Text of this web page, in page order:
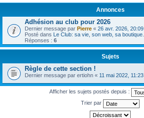
Annonces
Adhésion au club pour 2026
Dernier message par Pierre « 26 avr. 2026, 20:09
Posté dans Le Club: sa vie, son web, sa boutique.
Réponses : 6
Sujets
Règle de cette section !
Dernier message par ertiohn « 11 mai 2022, 11:23
Afficher les sujets postés depuis :
Trier par